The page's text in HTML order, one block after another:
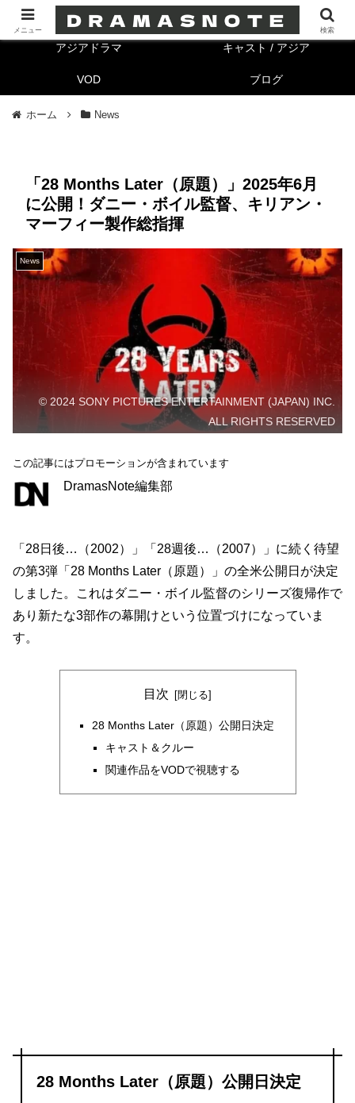
海外ドラマ キャスト/海外
アジアドラマ キャスト / アジア
VOD ブログ
ホーム News
「28 Months Later（原題）」2025年6月
に公開！ダニー・ボイル監督、キリアン・
マーフィー製作総指揮
News
© 2024 SONY PICTURES ENTERTAINMENT (JAPAN) INC.
ALL RIGHTS RESERVED
この記事にはプロモーションが含まれています
DramasNote編集部
「28日後…（2002）」「28週後…（2007）」に続く待望
の第3弾「28 Months Later（原題）」の全米公開日が決定
しました。これはダニー・ボイル監督のシリーズ復帰作で
あり新たな3部作の幕開けという位置づけになっていま
す。
目次
28 Months Later（原題）公開日決定
キャスト＆クルー
関連作品をVODで視聴する
28 Months Later（原題）公開日決定
メニュー 検索